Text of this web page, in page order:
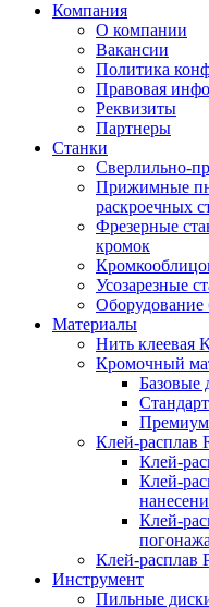
Компания
О компании
Вакансии
Политика
Правовая
Реквизиты
Партнеры
Станки
Сверлильно-
Прижимные
раскроечных
Фрезерные
кромок
Усозарезные
Оборудование
Материалы
Нить клеевая
Кромочный
Базовые
Премиум
Клей-расплав
Клей-
Клей-
Клей-
погонажа
Клей-расплав
Инструмент
Пильные